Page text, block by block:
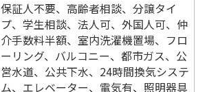
保証人不要、高齢者相談、分譲タイ
プ、学生相談、法人可、外国人可、仲
介手数料半額、室内洗濯機置場、フロ
ーリング、バルコニー、都市ガス、公
営水道、公共下水、24時間換気システ
ム、エレベーター、電気有、照明器具